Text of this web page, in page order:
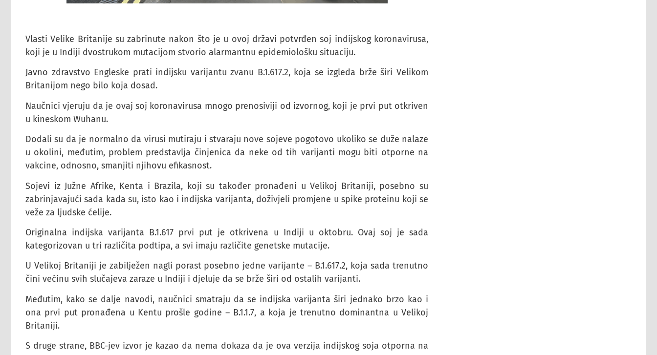
Vlasti Velike Britanije su zabrinute nakon što je u ovoj državi potvrđen soj indijskog koronavirusa,
koji je u Indiji dvostrukom mutacijom stvorio alarmantnu epidemiološku situaciju.
Javno zdravstvo Engleske prati indijsku varijantu zvanu B.1.617.2, koja se izgleda brže širi Velikom
Britanijom nego bilo koja dosad.
Naučnici vjeruju da je ovaj soj koronavirusa mnogo prenosiviji od izvornog, koji je prvi put otkriven
u kineskom Wuhanu.
Dodali su da je normalno da virusi mutiraju i stvaraju nove sojeve pogotovo ukoliko se duže nalaze
u okolini, međutim, problem predstavlja činjenica da neke od tih varijanti mogu biti otporne na
vakcine, odnosno, smanjiti njihovu efikasnost.
Sojevi iz Južne Afrike, Kenta i Brazila, koji su također pronađeni u Velikoj Britaniji, posebno su
zabrinjavajući sada kada su, isto kao i indijska varijanta, doživjeli promjene u spike proteinu koji se
veže za ljudske ćelije.
Originalna indijska varijanta B.1.617 prvi put je otkrivena u Indiji u oktobru. Ovaj soj je sada
kategorizovan u tri različita podtipa, a svi imaju različite genetske mutacije.
U Velikoj Britaniji je zabilježen nagli porast posebno jedne varijante – B.1.617.2, koja sada trenutno
čini većinu svih slučajeva zaraze u Indiji i djeluje da se brže širi od ostalih varijanti.
Međutim, kako se dalje navodi, naučnici smatraju da se indijska varijanta širi jednako brzo kao i
ona prvi put pronađena u Kentu prošle godine – B.1.1.7, a koja je trenutno dominantna u Velikoj
Britaniji.
S druge strane, BBC-jev izvor je kazao da nema dokaza da je ova verzija indijskog soja otporna na